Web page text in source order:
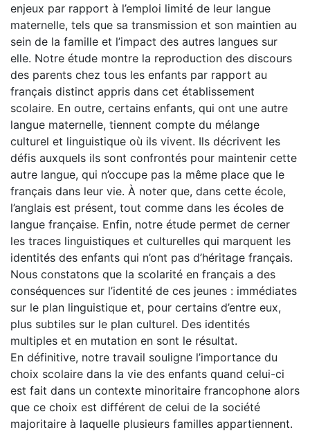
enjeux par rapport à l’emploi limité de leur langue
maternelle, tels que sa transmission et son maintien au
sein de la famille et l’impact des autres langues sur
elle. Notre étude montre la reproduction des discours
des parents chez tous les enfants par rapport au
français distinct appris dans cet établissement
scolaire. En outre, certains enfants, qui ont une autre
langue maternelle, tiennent compte du mélange
culturel et linguistique où ils vivent. Ils décrivent les
défis auxquels ils sont confrontés pour maintenir cette
autre langue, qui n’occupe pas la même place que le
français dans leur vie. À noter que, dans cette école,
l’anglais est présent, tout comme dans les écoles de
langue française. Enfin, notre étude permet de cerner
les traces linguistiques et culturelles qui marquent les
identités des enfants qui n’ont pas d’héritage français.
Nous constatons que la scolarité en français a des
conséquences sur l’identité de ces jeunes : immédiates
sur le plan linguistique et, pour certains d’entre eux,
plus subtiles sur le plan culturel. Des identités
multiples et en mutation en sont le résultat.
En définitive, notre travail souligne l’importance du
choix scolaire dans la vie des enfants quand celui-ci
est fait dans un contexte minoritaire francophone alors
que ce choix est différent de celui de la société
majoritaire à laquelle plusieurs familles appartiennent.